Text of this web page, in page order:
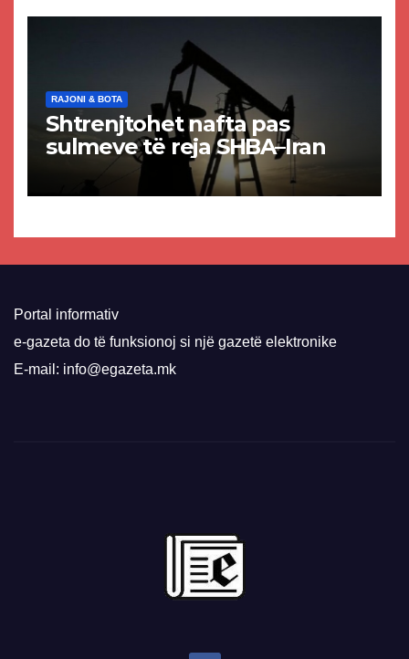
RAJONI & BOTA
Shtrenjtohet nafta pas
sulmeve të reja SHBA–Iran
Portal informativ
e-gazeta do të funksionoj si një gazetë elektronike
E-mail: info@egazeta.mk